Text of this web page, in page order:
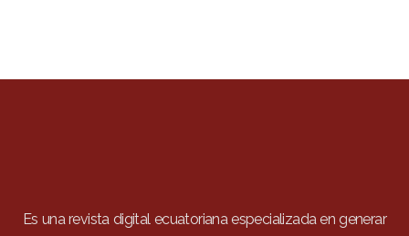
Es una revista digital ecuatoriana especializada en generar